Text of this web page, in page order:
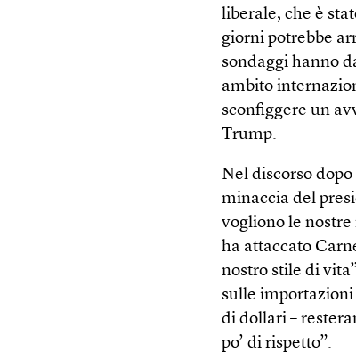
liberale, che è
giorni potrebbe
sondaggi hanno
ambito
sconfiggere un
Trump.
Nel discorso
minaccia del
vogliono le nostre
ha attaccato
nostro stile di
sulle
di dollari –
po’ di rispetto”.